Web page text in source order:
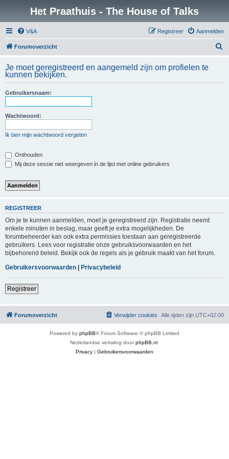
Het Praathuis - The House of Talks
V&A Aanmelden
Registreer
Forumoverzicht
k
Je moet geregistreerd en aangemeld zijn om profielen te
kunnen bekijken.
Gebruikersnaam:
Wachtwoord:
Ik ben mijn wachtwoord vergeten
Onthouden
Mij deze sessie niet weergeven in de lijst met online gebruikers
REGISTREER
Om je te kunnen aanmelden, moet je geregistreerd zijn. Registratie neemt
enkele minuten in beslag, maar geeft je extra mogelijkheden. De
forumbeheerder kan ook extra permissies toestaan aan geregistreerde
gebruikers. Lees voor registratie onze gebruiksvoorwaarden en het
bijbehorend beleid. Bekijk ook de regels als je gebruik maakt van het forum.
Gebruikersvoorwaarden | Privacybeleid
Registreer
Forumoverzicht Alle tijden zijn UTC+02:00
Verwijder cookies
Powered by phpBB® Forum Software © phpBB Limited
Nederlandse vertaling doorphpBB.nl
Privacy | Gebruikersvoorwaarden